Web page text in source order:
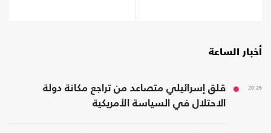
أخبار الساعة
20:26
قلق إسرائيلي متصاعد من تراجع مكانة دولة
الاحتلال في السياسة الأمريكية